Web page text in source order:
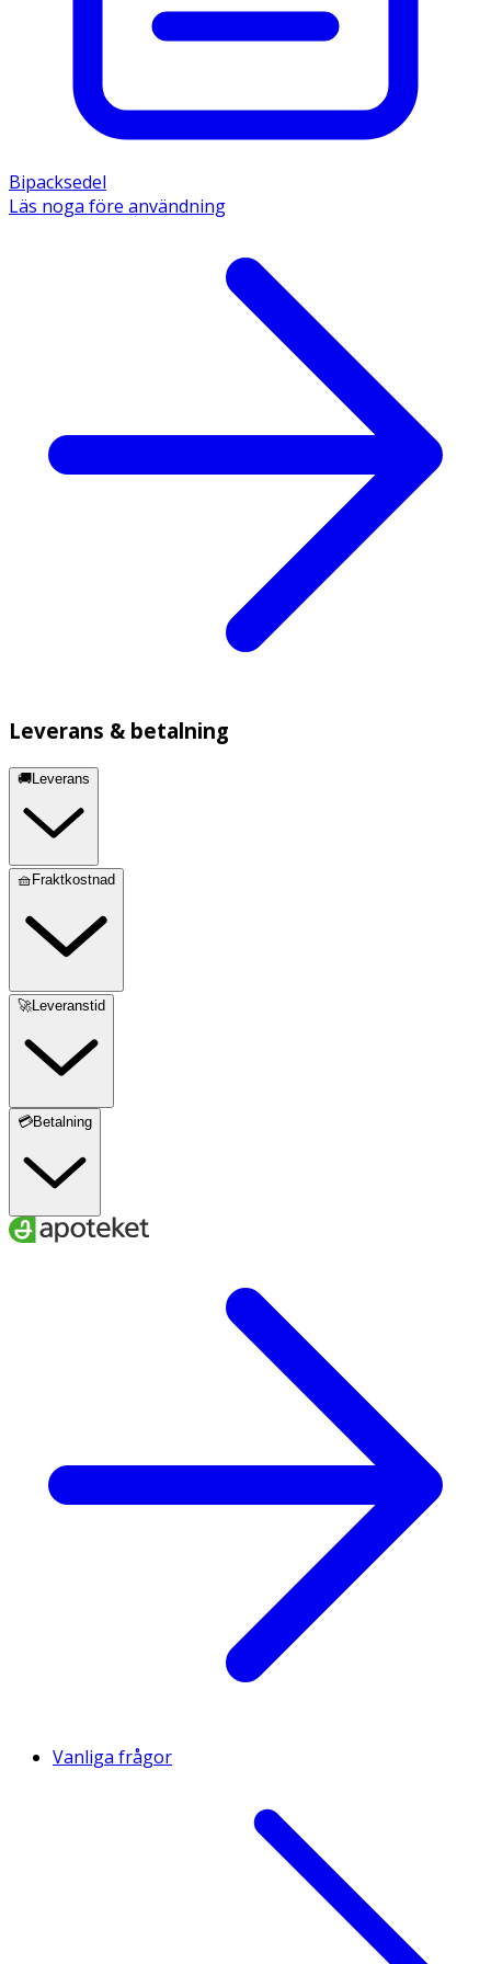
innehållsämnen är Oxynex LM och 5-klorkarvakrol
Bipacksedel
Läs noga före användning
Leverans & betalning
🚚Leverans
🧺Fraktkostnad
🚀Leveranstid
💳Betalning
Vanliga frågor